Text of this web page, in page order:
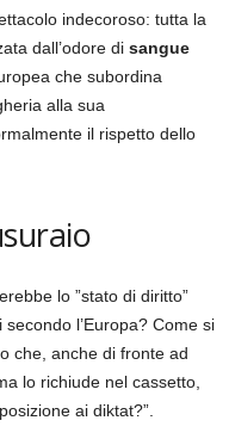
indecoroso: tutta la
dall’odore di sangue
che subordina
alla sua
il rispetto dello
lo ”stato di diritto”
l’Europa? Come si
che, anche di fronte ad
lo richiude nel cassetto,
ai diktat?”.